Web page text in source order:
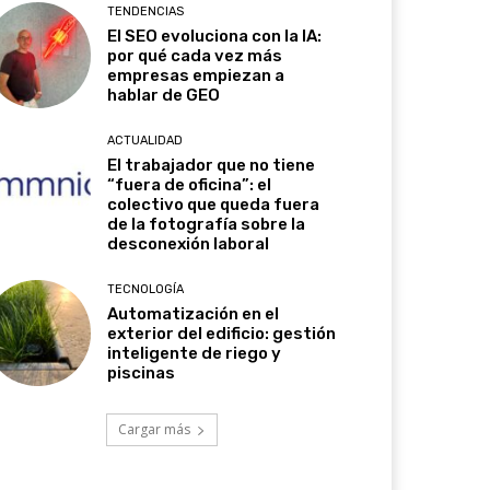
TENDENCIAS
El SEO evoluciona con la IA:
por qué cada vez más
empresas empiezan a
hablar de GEO
ACTUALIDAD
El trabajador que no tiene
“fuera de oficina”: el
colectivo que queda fuera
de la fotografía sobre la
desconexión laboral
TECNOLOGÍA
Automatización en el
exterior del edificio: gestión
inteligente de riego y
piscinas
Cargar más